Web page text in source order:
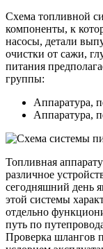
Схема топливной
компоненты, к
насосы, детали
очистки от сажи,
питания
группы:
Аппаратура,
Аппаратура,
Топливная
различное
сегодняшний день
этой системы
отдельно
путь по
Проверка шлангов